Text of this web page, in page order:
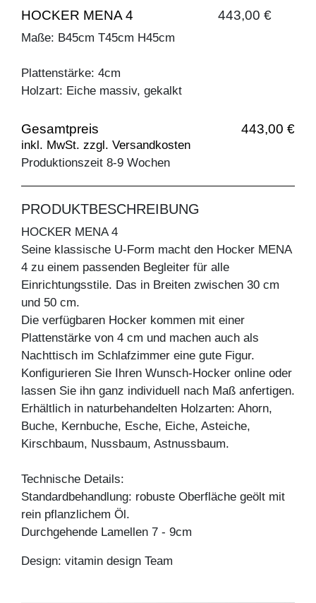
HOCKER MENA 4 443,00 €
Maße: B45cm T45cm H45cm
Plattenstärke: 4cm
Holzart: Eiche massiv, gekalkt
Gesamtpreis 443,00 €
inkl. MwSt. zzgl. Versandkosten
Produktionszeit 8-9 Wochen
PRODUKTBESCHREIBUNG
HOCKER MENA 4
Seine klassische U-Form macht den Hocker MENA
4 zu einem passenden Begleiter für alle
Einrichtungsstile. Das in Breiten zwischen 30 cm
und 50 cm.
Die verfügbaren Hocker kommen mit einer
Plattenstärke von 4 cm und machen auch als
Nachttisch im Schlafzimmer eine gute Figur.
Konfigurieren Sie Ihren Wunsch-Hocker online oder
lassen Sie ihn ganz individuell nach Maß anfertigen.
Erhältlich in naturbehandelten Holzarten: Ahorn,
Buche, Kernbuche, Esche, Eiche, Asteiche,
Kirschbaum, Nussbaum, Astnussbaum.
Technische Details:
Standardbehandlung: robuste Oberfläche geölt mit
rein pflanzlichem Öl.
Durchgehende Lamellen 7 - 9cm
Design: vitamin design Team